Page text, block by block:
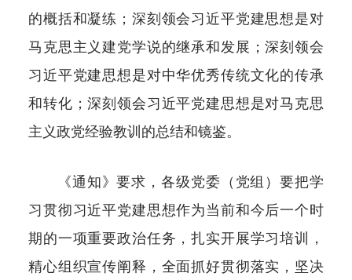
的概括和凝练；深刻领会习近平党建思想是对
马克思主义建党学说的继承和发展；深刻领会
习近平党建思想是对中华优秀传统文化的传承
和转化；深刻领会习近平党建思想是对马克思
主义政党经验教训的总结和镜鉴。
《通知》要求，各级党委（党组）要把学
习贯彻习近平党建思想作为当前和今后一个时
期的一项重要政治任务，扎实开展学习培训，
精心组织宣传阐释，全面抓好贯彻落实，坚决